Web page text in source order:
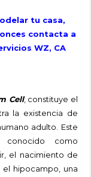
tu casa,
contacta a
WZ, CA
Cell, constituye el
la existencia de
adulto. Este
como
el nacimiento de
hipocampo, una